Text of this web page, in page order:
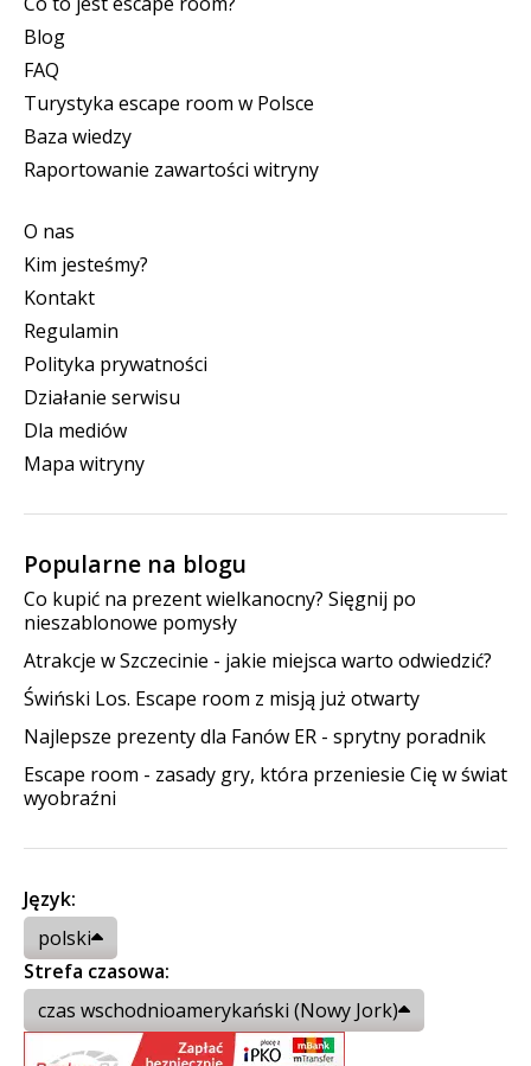
Blog
FAQ
Turystyka escape room w Polsce
Baza wiedzy
Raportowanie zawartości witryny
O nas
Kim jesteśmy?
Kontakt
Regulamin
Polityka prywatności
Działanie serwisu
Dla mediów
Mapa witryny
Popularne na blogu
Co kupić na prezent wielkanocny? Sięgnij po
nieszablonowe pomysły
Atrakcje w Szczecinie - jakie miejsca warto odwiedzić?
Świński Los. Escape room z misją już otwarty
Najlepsze prezenty dla Fanów ER - sprytny poradnik
Escape room - zasady gry, która przeniesie Cię w świat
wyobraźni
Język:
polski
Strefa czasowa:
czas wschodnioamerykański (Nowy Jork)